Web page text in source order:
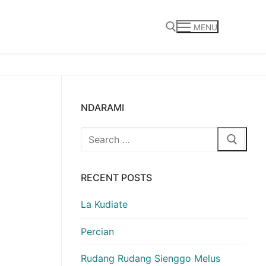
MENU
NDARAMI
Search
RECENT POSTS
La Kudiate
Percian
Rudang Rudang Sienggo Melus